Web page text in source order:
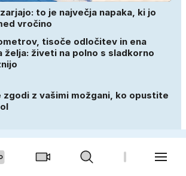
to je največja napaka, ki jo
vročino
tisoče odločitev in ena
želja: živeti na polno s sladkorno
zgodi z vašimi možgani, ko opustite
nekateri ljudje potrebujejo več
kot drugi? Razlogi niso vedno
z lenobo